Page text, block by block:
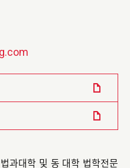
과대학 및 동 대학 법학전문